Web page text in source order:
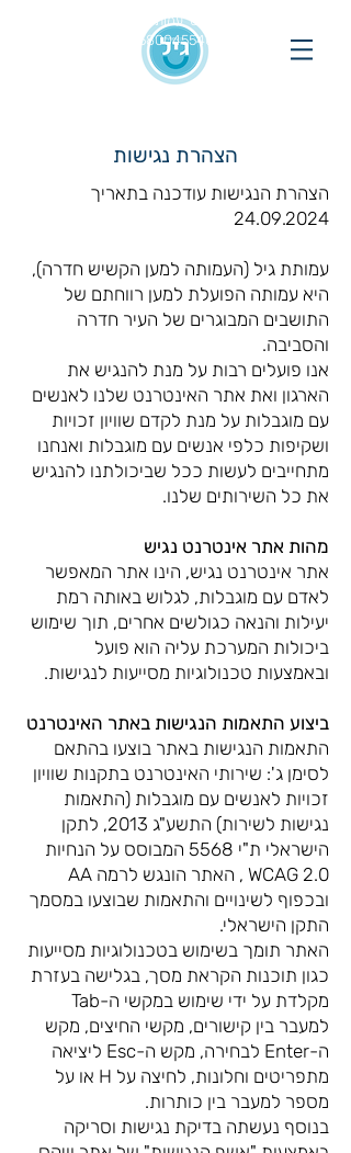
מס' עמותה
580045540
הצהרת נגישות
​הצהרת הנגישות עודכנה בתאריך
24.09.2024
עמותת גיל (העמותה למען הקשיש חדרה),
היא עמותה הפועלת למען רווחתם של
התושבים המבוגרים של העיר חדרה
והסביבה.
אנו פועלים רבות על מנת להנגיש את
הארגון ואת אתר האינטרנט שלנו לאנשים
עם מוגבלות על מנת לקדם שוויון זכויות
ושקיפות כלפי אנשים עם מוגבלות ואנחנו
מתחייבים לעשות ככל שביכולתנו להנגיש
את כל השירותים שלנו.
מהות אתר אינטרנט נגיש
אתר אינטרנט נגיש, הינו אתר המאפשר
לאדם עם מוגבלות, לגלוש באותה רמת
יעילות והנאה כגולשים אחרים, תוך שימוש
ביכולות המערכת עליה הוא פועל
ובאמצעות טכנולוגיות מסייעות לנגישות.
ביצוע התאמות הנגישות באתר האינטרנט
התאמות הנגישות באתר בוצעו בהתאם
לסימן ג': שירותי האינטרנט בתקנות שוויון
זכויות לאנשים עם מוגבלות (התאמות
נגישות לשירות) התשע"ג 2013, לתקן
הישראלי ת"י 5568 המבוסס על הנחיות
WCAG 2.0 , האתר הונגש לרמה AA
ובכפוף לשינויים והתאמות שבוצעו במסמך
התקן הישראלי.
האתר תומך בשימוש בטכנולוגיות מסייעות
כגון תוכנות הקראת מסך, בגלישה בעזרת
למעבר בין קישורים, מקשי החיצים, מקש
ה-Enter לבחירה, מקש ה-Esc ליציאה
מתפריטים וחלונות, לחיצה על H או על
מספר למעבר בין כותרות.
בנוסף נעשתה בדיקת נגישות וסריקה